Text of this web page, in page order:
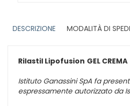
DESCRIZIONE
MODALITÀ DI
Rilastil Lipofusion GEL CREMA
Istituto Ganassini SpA fa
espressamente autorizzato da